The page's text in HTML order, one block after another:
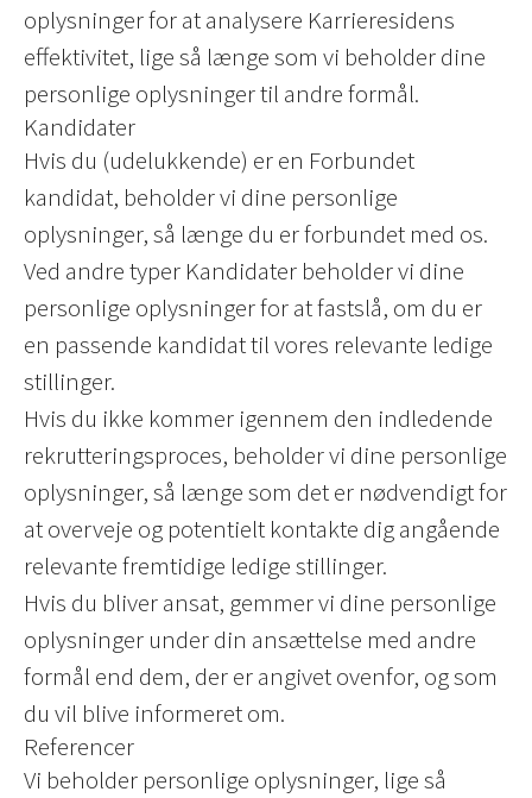
oplysninger for at analysere Karrieresidens
effektivitet, lige så længe som vi beholder dine
personlige oplysninger til andre formål.
Kandidater
Hvis du (udelukkende) er en Forbundet
kandidat, beholder vi dine personlige
oplysninger, så længe du er forbundet med os.
Ved andre typer Kandidater beholder vi dine
personlige oplysninger for at fastslå, om du er
en passende kandidat til vores relevante ledige
stillinger.
Hvis du ikke kommer igennem den indledende
rekrutteringsproces, beholder vi dine personlige
oplysninger, så længe som det er nødvendigt for
at overveje og potentielt kontakte dig angående
relevante fremtidige ledige stillinger.
Hvis du bliver ansat, gemmer vi dine personlige
oplysninger under din ansættelse med andre
formål end dem, der er angivet ovenfor, og som
du vil blive informeret om.
Referencer
Vi beholder personlige oplysninger, lige så